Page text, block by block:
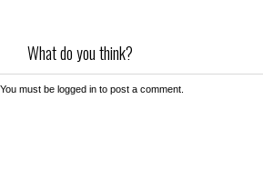
What do you think?
You must be logged in to post a comment.